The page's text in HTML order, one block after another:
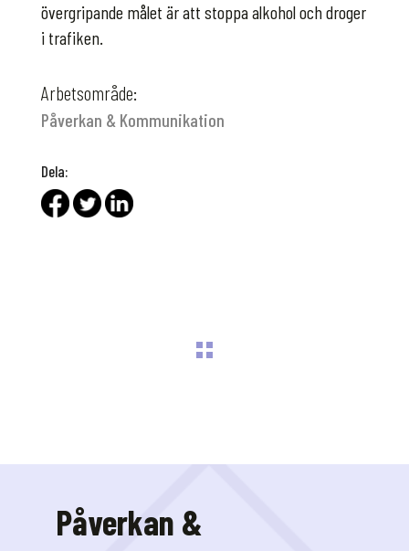
övergripande målet är att stoppa alkohol och droger
i trafiken.
Arbetsområde:
Påverkan & Kommunikation
Dela:
Påverkan &